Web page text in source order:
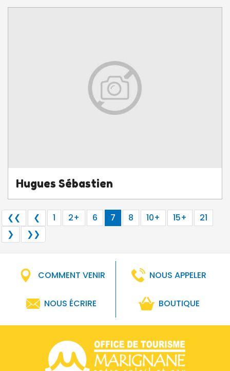
Hugues Sébastien
❮❮ ❮ 1 2+ 6 7 8 10+ 15+
21
❯
❯❯
COMMENT VENIR NOUS APPELER
NOUS ÉCRIRE BOUTIQUE